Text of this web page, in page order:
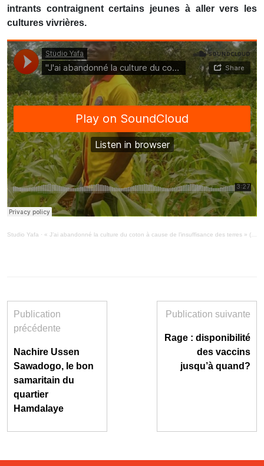
intrants contraignent certains jeunes à aller vers les
cultures vivrières.
Studio Yafa · « J’ai abandonné la culture du coton à cause de l’insuffisance des terres » ( MiniMag 13/9/21)
Publication
précédente
Nachire Ussen
Sawadogo, le bon
samaritain du
quartier
Hamdalaye
Publication suivante
Rage : disponibilité
des vaccins
jusqu’à quand?